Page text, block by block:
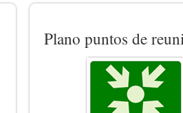
Plano puntos de